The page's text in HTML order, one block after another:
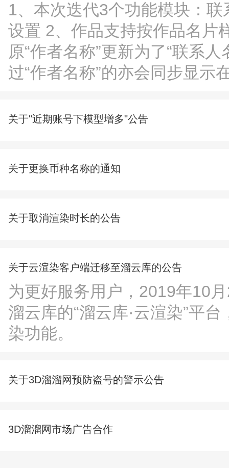
1、本次迭代3个功能模块：
设置 2、作品支持按作品名片
原“作者名称”更新为了“联系
过“作者名称”的亦会同步显示
关于"近期账号下模型增多"公告
关于更换币种名称的通知
关于取消渲染时长的公告
关于云渲染客户端迁移至溜云库的公告
为更好服务用户，2019年10
溜云库的“溜云库·云渲染”平
染功能。
关于3D溜溜网预防盗号的警示公告
3D溜溜网市场广告合作